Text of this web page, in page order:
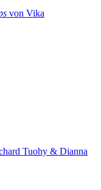
von Vika
Tuohy & Dianna